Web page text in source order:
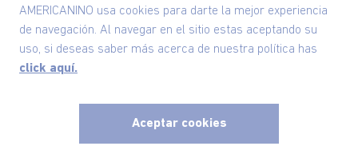
AMERICANINO usa cookies para darte la mejor experiencia
de navegación. Al navegar en el sitio estas aceptando su
uso, si deseas saber más acerca de nuestra política has
click aquí.
Aceptar cookies